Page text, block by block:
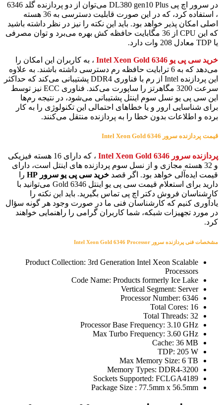
در سرور اچ پی DL380 gen10 Plus می‌توان از دو پردازنده گلد 6346
، استفاده کرد، که در این صورت قابلیت دسترسی به 36 هسته
اصلی امکان پذیر خواهد بود. باید این نکته را نیز در نظر داشته باشید
که این CPU از 36 مگابایت حافظه کش بهره می‌برد و توان مصرفی
یا TDP معادل 208 وات دارد.
خرید سی پی یو Intel Xeon Gold 6346
، به کاربران این امکان را
می‌دهد که به 6 ترابایت حافظه رم دسترسی داشته باشند. به علاوه
این پردازنده Intel از رم با فناوری DDR4 پشتیبانی می‌کند که حداکثر
سرعت 3200 مگاهرتز را ساپورت می‎‌کند. فناوری ECC نیز توسط
این سی پی یو نسل سوم اینتل پشتیبانی می‌شود، در نتیجه ‌رم‌ها
برای شناسایی ارور و یا خطاهای احتمالی این تکنولوژی را به کار
برده و اطلاعات بدون خطا را به پردازنده منتقل می‌کنند.
قیمت پردازنده سرور Intel Xeon Gold 6346
پردازنده سرور Intel Xeon Gold 6346
، که دارای 16 هسته فیزیکی
و 32 هسته مجازی و از نسل سوم پردازنده های اینتل است، دارای
قیمت ایده‌آلی خواهد بود. اگر قصد خرید سی پی یو سرور HP
را
دارید برای استعلام قیمت سی پی یو اینتل Gold 6346 می‌توانید با
کارشناسان فروش دکتر اچ پی تماس بگیرید. باید این نکته را
یادآوری کنیم که کارشناسان فنی ما در صورت وجود هر گونه سؤال
در مورد تجهیزات شبکه، شما کاربران گرامی را راهنمایی خواهند
کرد.
مشخصات فنی پردازنده سرور Intel Xeon Gold 6346 Processor
Product Collection: 3rd Generation Intel Xeon Scalable
Processors
Code Name: Products formerly Ice Lake
Vertical Segment: Server
Processor Number: 6346
Total Cores: 16
Total Threads: 32
Processor Base Frequency: 3.10 GHz
Max Turbo Frequency: 3.60 GHz
Cache: 36 MB
TDP: 205 W
Max Memory Size: 6 TB
Memory Types: DDR4-3200
Sockets Supported: FCLGA4189
Package Size : 77.5mm x 56.5mm